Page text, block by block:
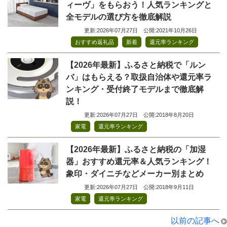
ィーヴ」をもらおう！人気ランキングと
全モデルの選び方を徹底解説
更新:2026年07月27日
公開:2021年10月26日
おすすめ返礼品
新着 還元率ランキング
【2026年最新】ふるさと納税で「ルン
バ」はもらえる？取扱自治体や還元率ラ
ンキング・受付終了モデルまで徹底解
説！
更新:2026年07月27日
公開:2018年8月20日
家電
還元率ランキング
【2026年最新】ふるさと納税の「加湿
器」おすすめ還元率＆人気ランキング！
象印・ダイニチなどメーカー別まとめ
更新:2026年07月27日
公開:2018年9月11日
家電
還元率ランキング
以前の記事へ